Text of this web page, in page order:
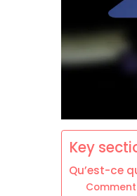
Key
Qu’est-ce